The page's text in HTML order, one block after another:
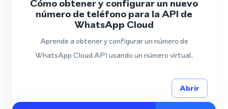
Cómo obtener y configurar un nuevo
número de teléfono para la API de
WhatsApp Cloud
Aprende a obtener y configurar un número de
WhatsApp Cloud API usando un número virtual.
Abrir